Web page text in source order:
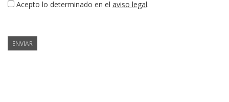
Acepto lo determinado en el aviso legal.
ENVIAR